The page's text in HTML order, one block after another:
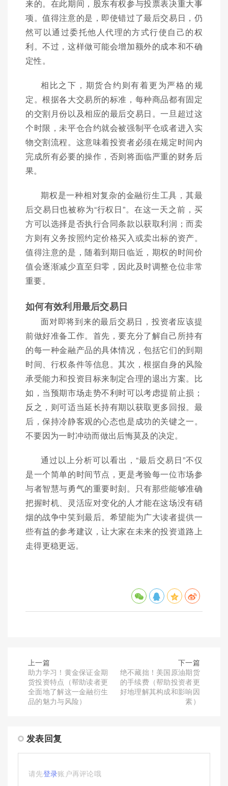
来的。在此期间，股东有权参与投票表决重大事
项。值得注意的是，即使错过了最后交易日，仍
然可以通过委托他人代理的方式行使自己的权
利。不过，这样做可能会增加额外的成本和不确
定性。
相比之下，期货合约则有着更为严格的规
定。根据各大交易所的标准，每种商品都有固定
的交割月份以及相应的最后交易日。一旦超过这
个时限，未平仓合约就会被强制平仓或者进入实
物交割流程。这意味着投资者必须在规定时间内
完成所有必要的操作，否则将面临严重的财务后
果。
期权是一种相对复杂的金融衍生工具，其最
后交易日也被称为“行权日”。在这一天之前，买
方可以选择是否执行合同条款以获取利润；而卖
方则有义务按照约定价格买入或卖出标的资产。
值得注意的是，随着到期日临近，期权的时间价
值会逐渐减少直至归零，因此及时调整仓位非常
重要。
如何有效利用最后交易日
面对即将到来的最后交易日，投资者应该提
前做好准备工作。首先，要充分了解自己所持有
的每一种金融产品的具体情况，包括它们的到期
时间、行权条件等信息。其次，根据自身的风险
承受能力和投资目标来制定合理的退出方案。比
如，当预期市场走势不利时可以考虑提前止损；
反之，则可适当延长持有期以获取更多回报。最
后，保持冷静客观的心态也是成功的关键之一。
不要因为一时冲动而做出后悔莫及的决定。
通过以上分析可以看出，“最后交易日”不仅
是一个简单的时间节点，更是考验每一位市场参
与者智慧与勇气的重要时刻。只有那些能够准确
把握时机、灵活应对变化的人才能在这场没有硝
烟的战争中笑到最后。希望能为广大读者提供一
些有益的参考建议，让大家在未来的投资道路上
走得更稳更远。
上一篇
助力学习！黄金保证金期
货投资特点（帮助读者更
全面地了解这一金融衍生
品的魅力与风险）
下一篇
绝不藏拙！美国原油期货
的手续费（帮助投资者更
好地理解其构成和影响因
素）
发表回复
请先登录账户再评论哦